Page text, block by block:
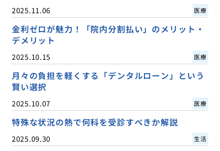
2025.11.06 医療
金利ゼロが魅力！「院内分割払い」のメリット・
デメリット
2025.10.15 医療
月々の負担を軽くする「デンタルローン」という
賢い選択
2025.10.07 医療
特殊な状況の熱で何科を受診すべきか解説
2025.09.30 生活